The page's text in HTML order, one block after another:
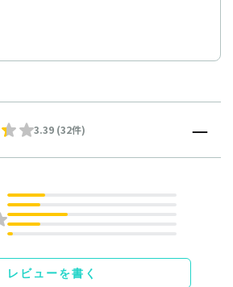
3.39 (32件)
レビューを書く